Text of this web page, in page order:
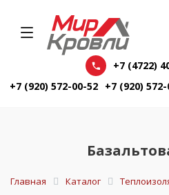
+7 (4722)
+7 (920) 572-00-52 +7 (920)
Главная Каталог